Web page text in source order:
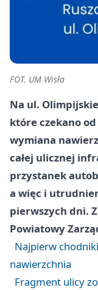
FOT. UM Wisła
Na ul.
które czekano
wymiana
całej ulicznej
przystanek
a więc i
pierwszych dni.
Powiatowy
Najpierw
nawierzchnia
Fragment ulicy